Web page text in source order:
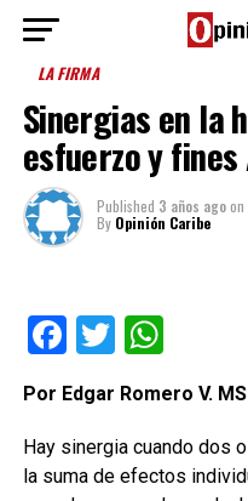
LA FIRMA
Sinergias en la
esfuerzo y fines
Published 3 años agoon
By Opinión Caribe
Facebook
Twitter
Por Edgar Romero V.
Hay sinergia cuando dos
la suma de efectos